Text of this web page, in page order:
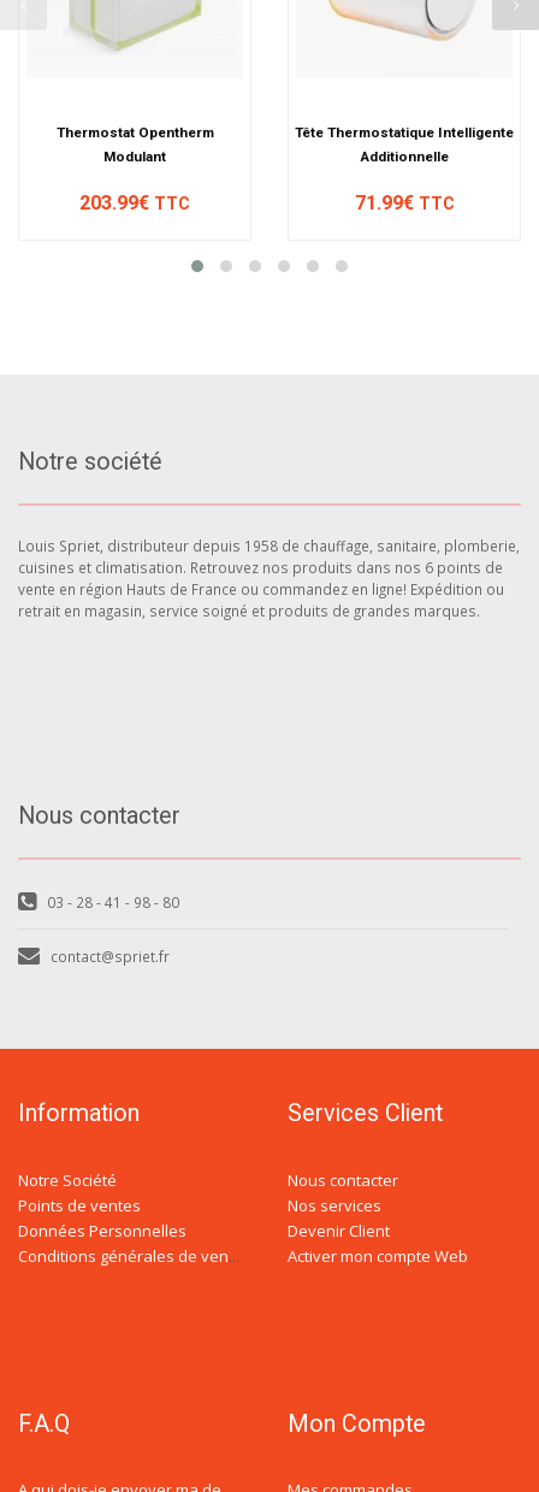
Thermostat Opentherm
Modulant
203.99€ TTC
Tête Thermostatique Intelligente
Additionnelle
71.99€ TTC
Notre société
Louis Spriet, distributeur depuis 1958 de chauffage, sanitaire, plomberie,
cuisines et climatisation. Retrouvez nos produits dans nos 6 points de
vente en région Hauts de France ou commandez en ligne! Expédition ou
retrait en magasin, service soigné et produits de grandes marques.
Nous contacter
03 - 28 - 41 - 98 - 80
contact@spriet.fr
Information
Notre Société
Points de ventes
Données Personnelles
Conditions générales de ventes
Services Client
Nous contacter
Nos services
Devenir Client
Activer mon compte Web
F.A.Q Mon Compte